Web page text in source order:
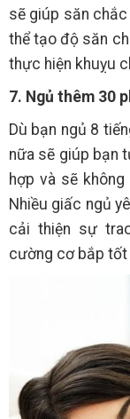
sẽ giúp săn
thể tạo độ săn
thực hiện khuỵu
7. Ngủ thêm 30
Dù bạn ngủ 8
nữa sẽ giúp bạn
hợp và sẽ
Nhiều giấc ngủ
cải thiện sự
cường cơ bắp tốt